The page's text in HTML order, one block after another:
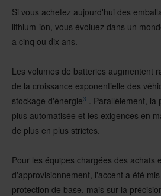
Si vous achetez aujourd'hui des
lithium-ion, vous évoluez dans un
a cinq ou dix ans.
Les volumes de batteries augmentent
de la croissance exponentielle des
stockage d'énergie3 . Parallèlement, la
plus automatisée et les exigences en
de plus en plus strictes.
Pour les équipes chargées des achats
d'approvisionnement, l'accent a été
protection de base, mais sur la